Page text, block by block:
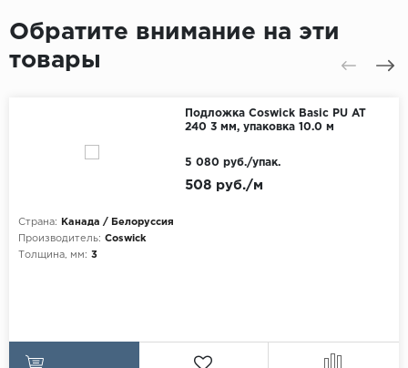
Обратите внимание на эти
товары
Подложка Coswick Basic PU AT
240 3 мм, упаковка 10.0 м
Страна:
Канада / Белоруссия
Производитель: Coswick
Толщина, мм: 3
508 руб./м
5 080 руб./упак.